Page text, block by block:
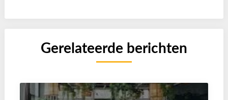
Gerelateerde berichten